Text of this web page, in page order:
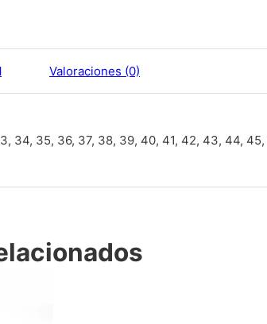
Valoraciones (0)
34, 35, 36, 37, 38, 39, 40, 41, 42, 43, 44,